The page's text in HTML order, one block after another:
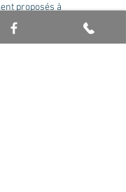
proposés à
plaisir, des minéraux
prix avantageux. Au